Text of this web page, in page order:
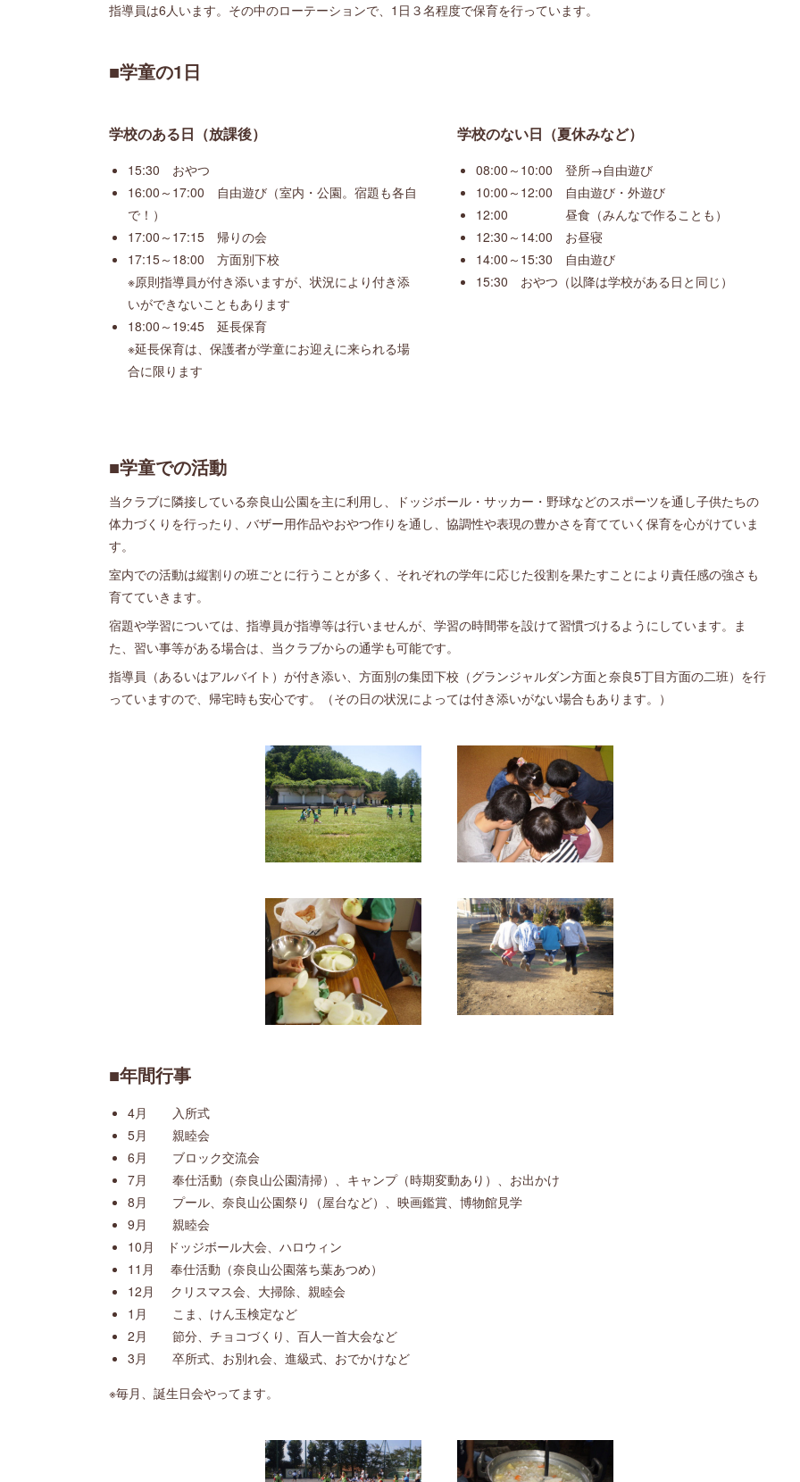
指導員は6人います。その中のローテーションで、1日３名程度で保育を行っています。
■学童の1日
学校のある日（放課後）
15:30 おやつ
16:00～17:00 自由遊び（室内・公園。宿題も各自
で！）
17:00～17:15 帰りの会
17:15～18:00 方面別下校
※原則指導員が付き添いますが、状況により付き添
いができないこともあります
18:00～19:45 延長保育
※延長保育は、保護者が学童にお迎えに来られる場
合に限ります
学校のない日（夏休みなど）
08:00～10:00 登所→自由遊び
10:00～12:00 自由遊び・外遊び
12:00 昼食（みんなで作ることも）
12:30～14:00 お昼寝
14:00～15:30 自由遊び
15:30 おやつ（以降は学校がある日と同じ）
■学童での活動
当クラブに隣接している奈良山公園を主に利用し、ドッジボール・サッカー・野球などのスポーツを通し子供たちの
体力づくりを行ったり、バザー用作品やおやつ作りを通し、協調性や表現の豊かさを育てていく保育を心がけていま
す。
室内での活動は縦割りの班ごとに行うことが多く、それぞれの学年に応じた役割を果たすことにより責任感の強さも
育てていきます。
宿題や学習については、指導員が指導等は行いませんが、学習の時間帯を設けて習慣づけるようにしています。ま
た、習い事等がある場合は、当クラブからの通学も可能です。
指導員（あるいはアルバイト）が付き添い、方面別の集団下校（グランジャルダン方面と奈良5丁目方面の二班）を行
っていますので、帰宅時も安心です。（その日の状況によっては付き添いがない場合もあります。）
■年間行事
4月 入所式
5月 親睦会
6月 ブロック交流会
7月 奉仕活動（奈良山公園清掃）、キャンプ（時期変動あり）、お出かけ
8月 プール、奈良山公園祭り（屋台など）、映画鑑賞、博物館見学
9月 親睦会
10月 ドッジボール大会、ハロウィン
11月 奉仕活動（奈良山公園落ち葉あつめ）
12月 クリスマス会、大掃除、親睦会
1月 こま、けん玉検定など
2月 節分、チョコづくり、百人一首大会など
3月 卒所式、お別れ会、進級式、おでかけなど
※毎月、誕生日会やってます。